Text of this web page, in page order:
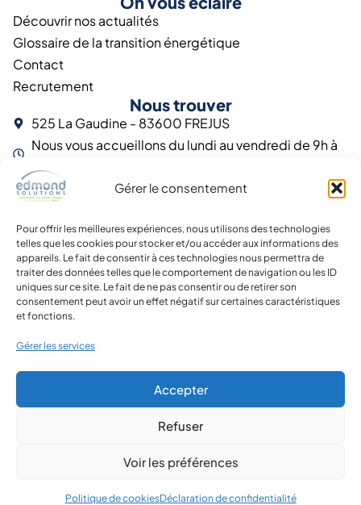
Gérer le consentement
Pour offrir les meilleures expériences, nous utilisons des technologies
telles que les cookies pour stocker et/ou accéder aux informations des
appareils. Le fait de consentir à ces technologies nous permettra de
traiter des données telles que le comportement de navigation ou les ID
uniques sur ce site. Le fait de ne pas consentir ou de retirer son
consentement peut avoir un effet négatif sur certaines caractéristiques
et fonctions.
Gérer les services
Accepter
Refuser
Voir les préférences
Politique de cookiesDéclaration de confidentialité
On vous éclaire
Découvrir nos actualités
Glossaire de la transition énergétique
Contact
Recrutement
Nous trouver
525 La Gaudine - 83600 FREJUS
Nous vous accueillons du lundi au vendredi de 9h à
12h et de 14h à 17h30
Labels et agréments
services et de garanties.
Mentions légalesConfidentialitéPolitique de cookies